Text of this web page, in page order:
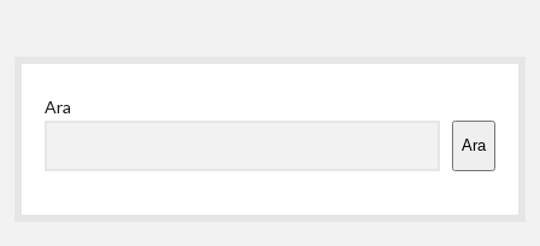
Yan
Menü
Ara
Ara